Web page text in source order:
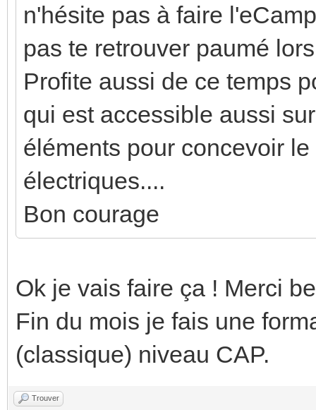
n'hésite pas à faire
pas te retrouver paumé
Profite aussi de ce temps
qui est accessible aussi
éléments pour concevoir
électriques....
Bon courage
Ok je vais faire ça ! Merci
Fin du mois je fais une
(classique) niveau CAP.
Trouver